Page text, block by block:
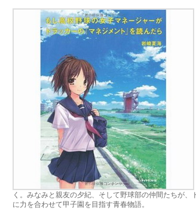
く。みなみと親友の夕紀、そして野球部の仲間たちが、
に力を合わせて甲子園を目指す青春物語。